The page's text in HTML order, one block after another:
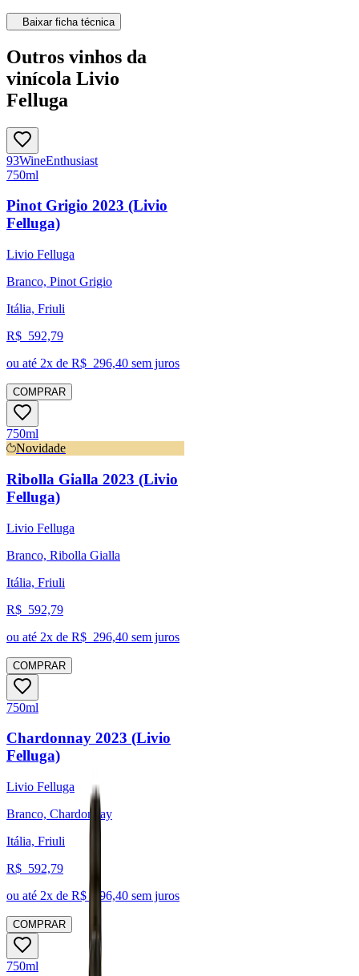
Baixar ficha técnica
Outros vinhos da
vinícola Livio
Felluga
93WineEnthusiast
750ml
Pinot Grigio 2023 (Livio
Felluga)
Livio Felluga
Branco, Pinot Grigio
Itália, Friuli
R$ 592,79
ou até 2x de R$ 296,40 sem juros
COMPRAR
750ml
Novidade
Ribolla Gialla 2023 (Livio
Felluga)
Livio Felluga
Branco, Ribolla Gialla
Itália, Friuli
R$ 592,79
ou até 2x de R$ 296,40 sem juros
COMPRAR
750ml
Chardonnay 2023 (Livio
Felluga)
Livio Felluga
Branco, Chardonnay
Itália, Friuli
R$ 592,79
ou até 2x de R$ 296,40 sem juros
COMPRAR
750ml